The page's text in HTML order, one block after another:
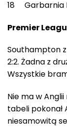
18
Premier
Southampton
2:2. Żadna z
Wszystkie
Nie ma w
tabeli pokonał
niesamowitą